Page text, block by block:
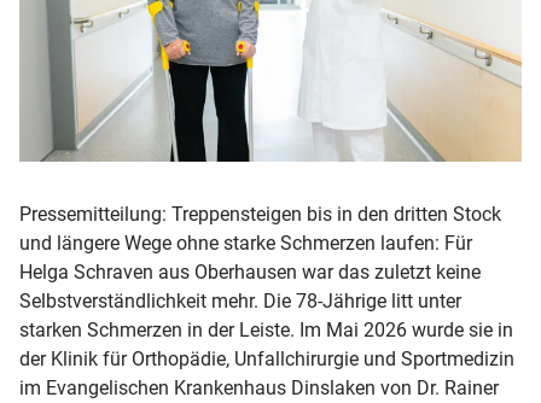
Pressemitteilung: Treppensteigen bis in den dritten Stock
und längere Wege ohne starke Schmerzen laufen: Für
Helga Schraven aus Oberhausen war das zuletzt keine
Selbstverständlichkeit mehr. Die 78-Jährige litt unter
starken Schmerzen in der Leiste. Im Mai 2026 wurde sie in
der Klinik für Orthopädie, Unfallchirurgie und Sportmedizin
im Evangelischen Krankenhaus Dinslaken von Dr. Rainer